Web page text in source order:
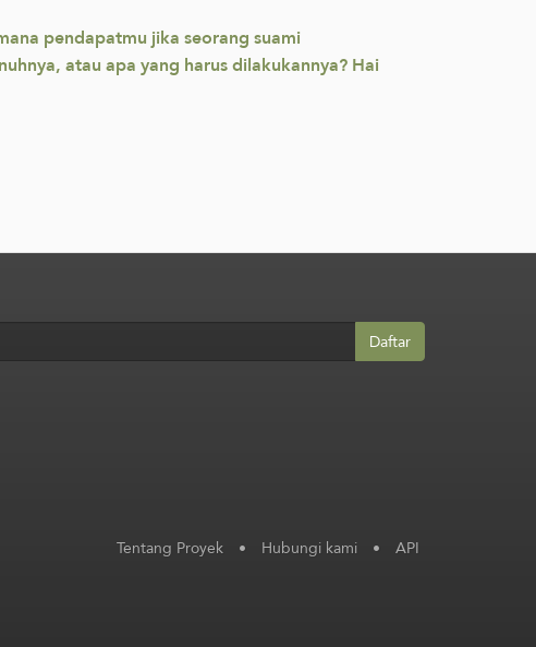
pendapatmu jika seorang suami
atau apa yang harus dilakukannya? Hai
Daftar
Tentang Proyek • Hubungi kami • API